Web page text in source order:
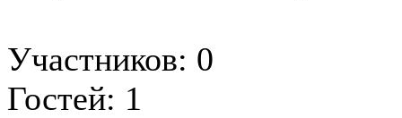
Участников: 0
Гостей: 1